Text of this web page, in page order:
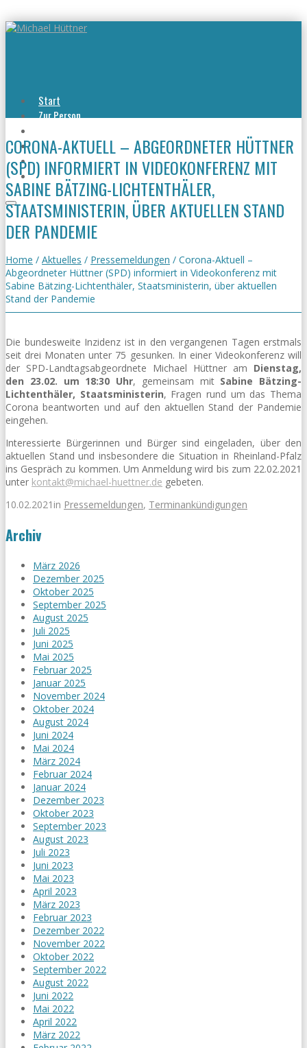
Start
Zur Person
Viel erreicht
Viel zu tun
Kontakt
CORONA-AKTUELL – ABGEORDNETER HÜTTNER
(SPD) INFORMIERT IN VIDEOKONFERENZ MIT
SABINE BÄTZING-LICHTENTHÄLER,
STAATSMINISTERIN, ÜBER AKTUELLEN STAND
DER PANDEMIE
Home / Aktuelles / Pressemeldungen / Corona-Aktuell –
Abgeordneter Hüttner (SPD) informiert in Videokonferenz mit
Sabine Bätzing-Lichtenthäler, Staatsministerin, über aktuellen
Stand der Pandemie
Die bundesweite Inzidenz ist in den vergangenen Tagen erstmals
seit drei Monaten unter 75 gesunken. In einer Videokonferenz will
der SPD-Landtagsabgeordnete Michael Hüttner am Dienstag,
den 23.02. um 18:30 Uhr, gemeinsam mit Sabine Bätzing-
Lichtenthäler, Staatsministerin, Fragen rund um das Thema
Corona beantworten und auf den aktuellen Stand der Pandemie
eingehen.
Interessierte Bürgerinnen und Bürger sind eingeladen, über den
aktuellen Stand und insbesondere die Situation in Rheinland-Pfalz
ins Gespräch zu kommen. Um Anmeldung wird bis zum 22.02.2021
unter kontakt@michael-huettner.de gebeten.
10.02.2021 in Pressemeldungen, Terminankündigungen
Archiv
März 2026
Dezember 2025
Oktober 2025
September 2025
August 2025
Juli 2025
Juni 2025
Mai 2025
Februar 2025
Januar 2025
November 2024
Oktober 2024
August 2024
Juni 2024
Mai 2024
März 2024
Februar 2024
Januar 2024
Dezember 2023
Oktober 2023
September 2023
August 2023
Juli 2023
Juni 2023
Mai 2023
April 2023
März 2023
Februar 2023
Dezember 2022
November 2022
Oktober 2022
September 2022
August 2022
Juni 2022
Mai 2022
April 2022
März 2022